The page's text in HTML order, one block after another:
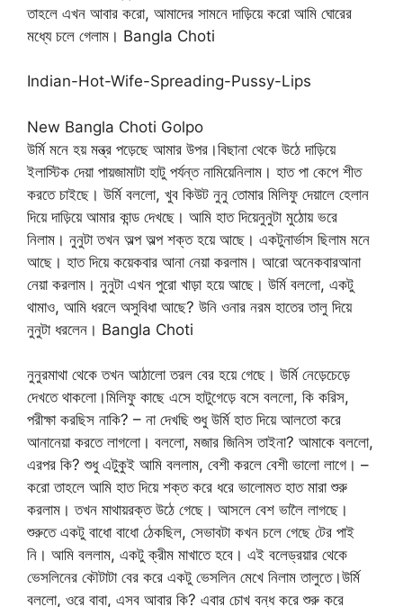
তাহলে এখন আবার করো, আমাদের সামনে দাড়িয়ে করো আমি ঘোরের
মধ্যে চলে গেলাম। Bangla Choti
Indian-Hot-Wife-Spreading-Pussy-Lips
New Bangla Choti Golpo
উর্মি মনে হয় মন্ত্র পড়েছে আমার উপর।বিছানা থেকে উঠে দাড়িয়ে
ইলাস্টিক দেয়া পায়জামাটা হাটু পর্যন্ত নামিয়েনিলাম। হাত পা কেপে শীত
করতে চাইছে। উর্মি বললো, খুব কিউট নুনু তোমার মিলিফু দেয়ালে হেলান
দিয়ে দাড়িয়ে আমার কান্ড দেখছে। আমি হাত দিয়েনুনুটা মুঠোয় ভরে
নিলাম। নুনুটা তখন অল্প অল্প শক্ত হয়ে আছে। একটুনার্ভাস ছিলাম মনে
আছে। হাত দিয়ে কয়েকবার আনা নেয়া করলাম। আরো অনেকবারআনা
নেয়া করলাম। নুনুটা এখন পুরো খাড়া হয়ে আছে। উর্মি বললো, একটু
থামাও, আমি ধরলে অসুবিধা আছে? উনি ওনার নরম হাতের তালু দিয়ে
নুনুটা ধরলেন। Bangla Choti
নুনুরমাথা থেকে তখন আঠালো তরল বের হয়ে গেছে। উর্মি নেড়েচেড়ে
দেখতে থাকলো।মিলিফু কাছে এসে হাটুগেড়ে বসে বললো, কি করিস,
পরীক্ষা করছিস নাকি? – না দেখছি শুধু উর্মি হাত দিয়ে আলতো করে
আনানেয়া করতে লাগলো। বললো, মজার জিনিস তাইনা? আমাকে বললো,
এরপর কি? শুধু এটুকুই আমি বললাম, বেশী করলে বেশী ভালো লাগে। –
করো তাহলে আমি হাত দিয়ে শক্ত করে ধরে ভালোমত হাত মারা শুরু
করলাম। তখন মাথায়রক্ত উঠে গেছে। আসলে বেশ ভালৈ লাগছে।
শুরুতে একটু বাধো বাধো ঠেকছিল, সেভাবটা কখন চলে গেছে টের পাই
নি। আমি বললাম, একটু ক্রীম মাখাতে হবে। এই বলেড্রয়ার থেকে
ভেসলিনের কৌটাটা বের করে একটু ভেসলিন মেখে নিলাম তালুতে।উর্মি
বললো, ওরে বাবা, এসব আবার কি? এবার চোখ বন্ধ করে শুরু করে